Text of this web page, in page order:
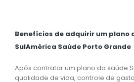
Benefícios de adquirir um plano
SulAmérica Saúde Porto Grande
Após contratar um plano da saúde
qualidade de vida, controle de